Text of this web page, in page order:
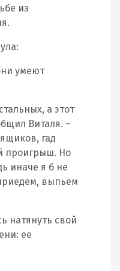
из
умеют
а этот
Виталя. –
гад
проигрыш. Но
иначе я б не
выпьем
натянуть свой
ее